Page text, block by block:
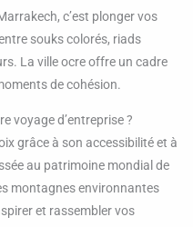
c’est plonger vos
souks colorés, riads
La ville ocre offre un cadre
de cohésion.
voyage d’entreprise ?
grâce à son accessibilité et à
au patrimoine mondial de
montagnes environnantes
et rassembler vos